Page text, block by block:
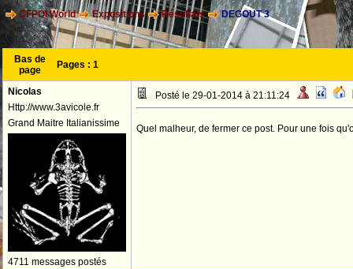
CFPOI World Expositions Résultats DEGOUT 3
Bas de
page
Pages : 1
Nicolas
Http://www.3avicole.fr
Grand Maitre Italianissime
4711 messages postés
Posté le 29-01-2014 à 21:11:24
Quel malheur, de fermer ce post. Pour une fois